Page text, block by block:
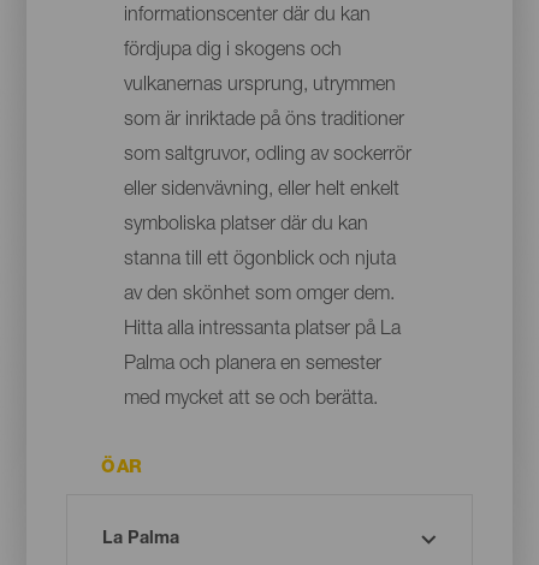
informationscenter där du kan
fördjupa dig i skogens och
vulkanernas ursprung, utrymmen
som är inriktade på öns traditioner
som saltgruvor, odling av sockerrör
eller sidenvävning, eller helt enkelt
symboliska platser där du kan
stanna till ett ögonblick och njuta
av den skönhet som omger dem.
Hitta alla intressanta platser på La
Palma och planera en semester
med mycket att se och berätta.
ÖAR